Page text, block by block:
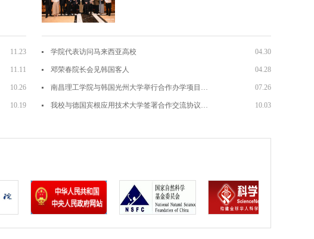
11.23
11.11
10.26
10.19
04.30
学院代表访问马来西亚高校
04.28
邓荣春院长会见韩国客人
07.26
南昌理工学院与韩国光州大学举行合作办学项目…
10.03
我校与德国宾根应用技术大学签署合作交流协议…